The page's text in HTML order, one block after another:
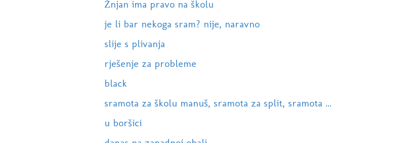
Žnjan ima pravo na školu
je li bar nekoga sram? nije, naravno
slije s plivanja
rješenje za probleme
black
sramota za školu manuš, sramota za split, sramota ...
u boršici